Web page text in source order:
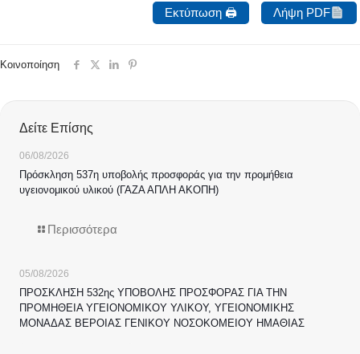
Εκτύπωση 🖨
Λήψη PDF
Κοινοποίηση
Δείτε Επίσης
06/08/2026
Πρόσκληση 537η υποβολής προσφοράς για την προμήθεια
υγειονομικού υλικού (ΓΑΖΑ ΑΠΛΗ ΑΚΟΠΗ)
Περισσότερα
05/08/2026
ΠΡΟΣΚΛΗΣΗ 532ης ΥΠΟΒΟΛΗΣ ΠΡΟΣΦΟΡΑΣ ΓΙΑ ΤΗΝ
ΠΡΟΜΗΘΕΙΑ ΥΓΕΙΟΝΟΜΙΚΟΥ ΥΛΙΚΟΥ, ΥΓΕΙΟΝΟΜΙΚΗΣ
ΜΟΝΑΔΑΣ ΒΕΡΟΙΑΣ ΓΕΝΙΚΟΥ ΝΟΣΟΚΟΜΕΙΟΥ ΗΜΑΘΙΑΣ